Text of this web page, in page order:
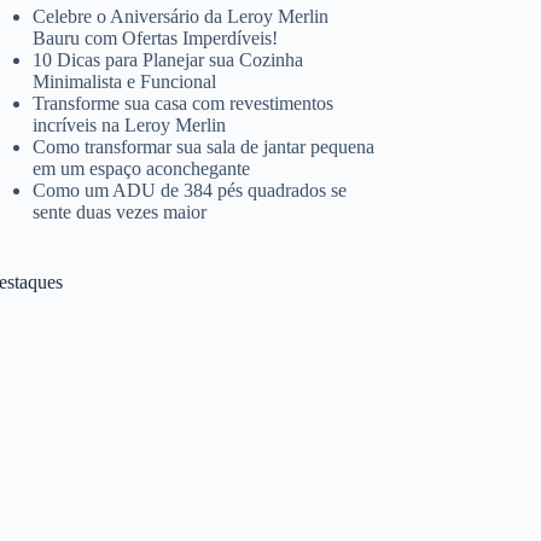
Celebre o Aniversário da Leroy Merlin
Bauru com Ofertas Imperdíveis!
10 Dicas para Planejar sua Cozinha
Minimalista e Funcional
Transforme sua casa com revestimentos
incríveis na Leroy Merlin
Como transformar sua sala de jantar pequena
em um espaço aconchegante
Como um ADU de 384 pés quadrados se
sente duas vezes maior